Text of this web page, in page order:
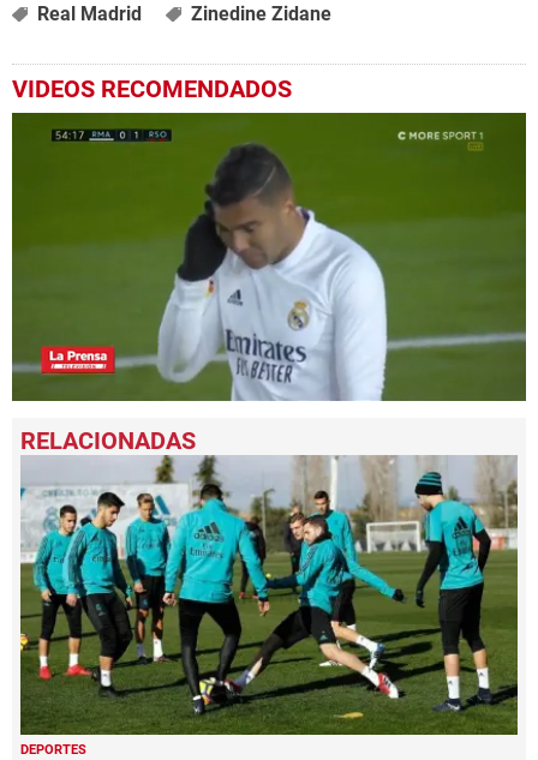
Real Madrid Zinedine Zidane
VIDEOS RECOMENDADOS
seconds
of
seconds
DEPORTES